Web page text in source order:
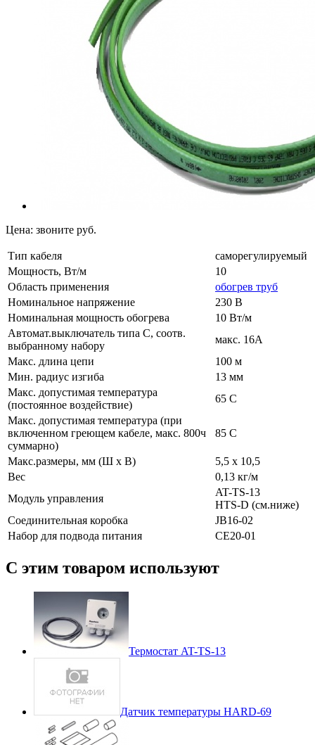
Цена: звоните руб.
Тип кабеля
саморегулируемый
Мощность, Вт/м
10
Область применения
обогрев труб
Номинальное напряжение
230 В
Номинальная мощность обогрева
10 Вт/м
Автомат.выключатель типа С, соотв.
выбранному набору
макс. 16А
Макс. длина цепи
100 м
Мин. радиус изгиба
13 мм
Макс. допустимая температура
(постоянное воздействие)
65 С
Макс. допустимая температура (при
включенном греющем кабеле, макс. 800ч
суммарно)
85 С
Макс.размеры, мм (Ш х В)
5,5 x 10,5
Вес
0,13 кг/м
Модуль управления
AT-TS-13
HTS-D (см.ниже)
Соединительная коробка
JB16-02
Набор для подвода питания
CE20-01
С этим товаром используют
Термостат AT-TS-13
Датчик температуры HARD-69